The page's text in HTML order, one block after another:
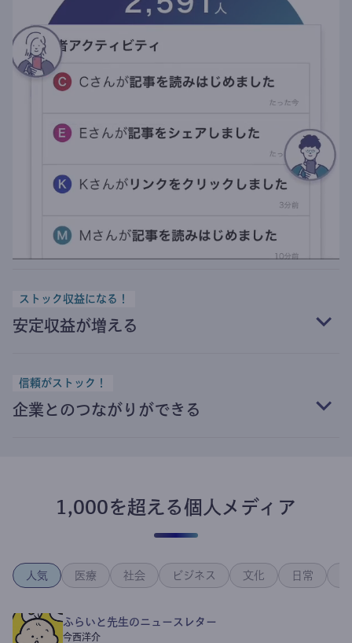
ストック収益になる！
安定収益が増える
信頼がストック！
企業とのつながりができる
1,000を超える個人メディア
人気 医療 社会 ビジネス 文化 日常
ふらいと先生のニュースレター
今西洋介